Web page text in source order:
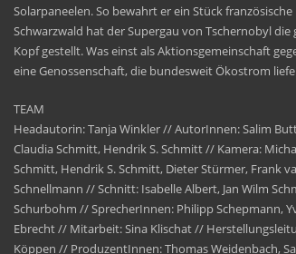
Solarpaneelen. So bewahrt er ein Stück
Schwarzwald hat der Supergau von Tschernobyl
Kopf gestellt. Was einst als Aktionsgemeinschaft
eine Genossenschaft, die bundesweit Ökostrom
TEAM
Headautorin: Tanja Winkler // AutorInnen: Salim
Claudia Schmitt, Hendrik S. Schmitt // Kamera:
Schmitt, Hendrik S. Schmitt, Dieter Stürmer, Frank
Schnellmann // Schnitt: Isabelle Albert, Jan Wilm
Schurbohm // SprecherInnen: Philipp Schepmann,
Ebrecht // Mitarbeit: Sina Klischat //
Köppen // ProduzentInnen: Thomas Weidenbach,